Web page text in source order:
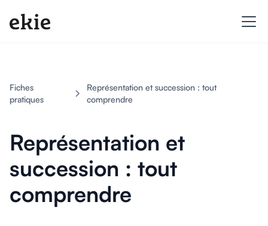
Fiches
pratiques
Représentation et succession : tout
comprendre
Représentation et
succession : tout
comprendre